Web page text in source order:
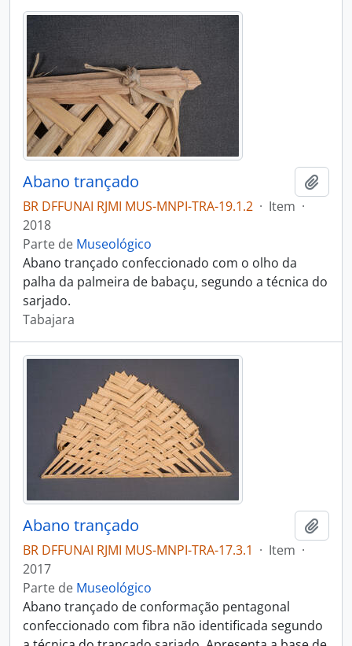
Abano trançado
BR DFFUNAI RJMI MUS-MNPI-TRA-19.1.2 · Item ·
2018
Parte de Museológico
Abano trançado confeccionado com o olho da
palha da palmeira de babaçu, segundo a técnica do
sarjado.
Tabajara
Abano trançado
BR DFFUNAI RJMI MUS-MNPI-TRA-17.3.1 · Item ·
2017
Parte de Museológico
Abano trançado de conformação pentagonal
confeccionado com fibra não identificada segundo